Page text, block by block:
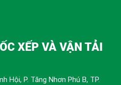
XẾP VÀ VẬN TẢI
Hội, P. Tăng Nhơn Phú B, TP.